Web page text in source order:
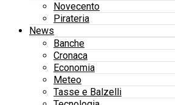
Novecento
Pirateria
News
Banche
Cronaca
Economia
Meteo
Tasse e Balzelli